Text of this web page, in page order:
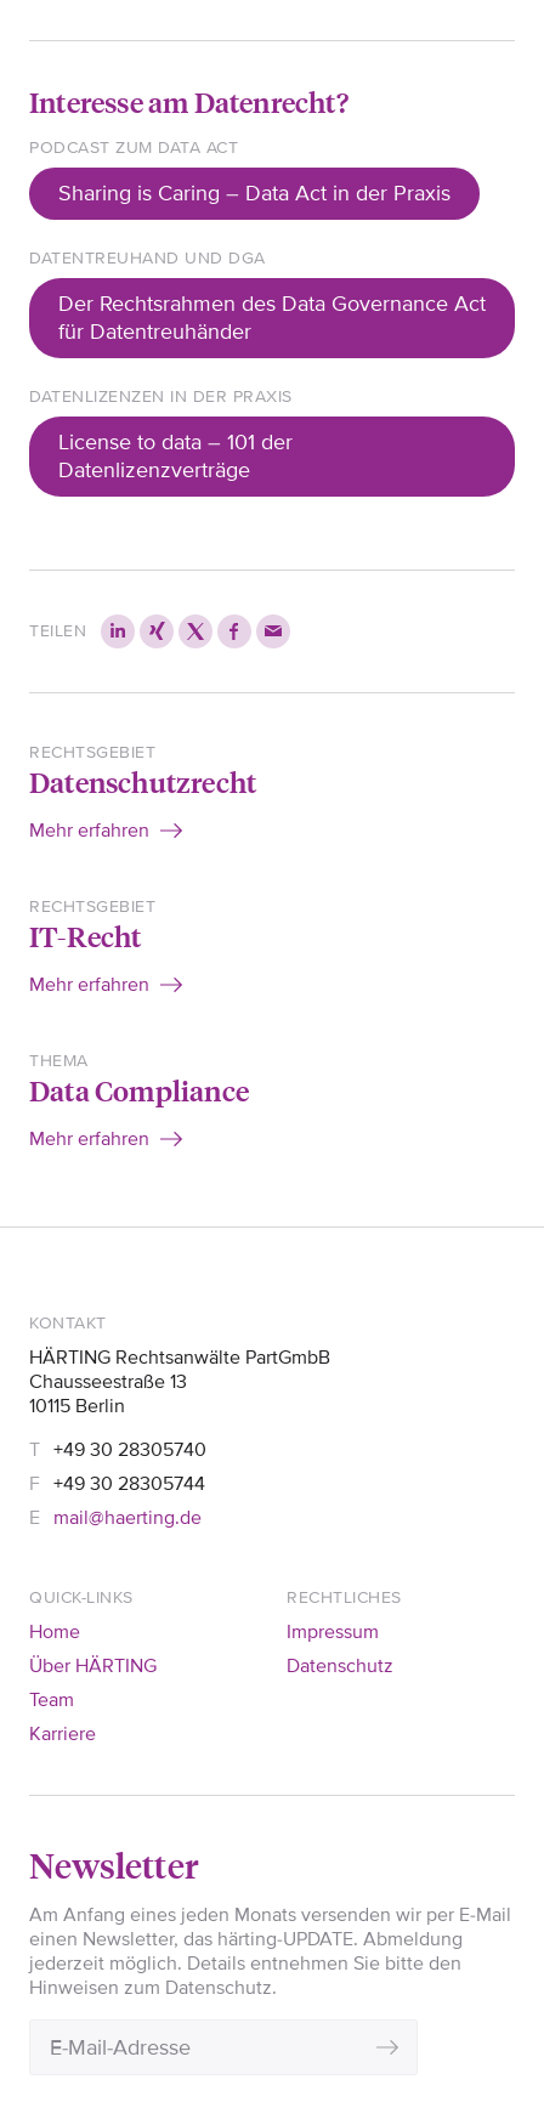
Interesse am Datenrecht?
PODCAST ZUM DATA ACT
Sharing is Caring – Data Act in der Praxis
DATENTREUHAND UND DGA
Der Rechtsrahmen des Data Governance Act
für Datentreuhänder
DATENLIZENZEN IN DER PRAXIS
License to data – 101 der
Datenlizenzverträge
TEILEN
RECHTSGEBIET
Datenschutzrecht
Mehr erfahren
RECHTSGEBIET
IT-Recht
Mehr erfahren
THEMA
Data Compliance
Mehr erfahren
KONTAKT
HÄRTING Rechtsanwälte PartGmbB
Chausseestraße 13
10115 Berlin
+49 30 28305740
+49 30 28305744
mail@haerting.de
QUICK-LINKS
Home
Über HÄRTING
Team
Karriere
RECHTLICHES
Impressum
Datenschutz
Newsletter
Am Anfang eines jeden Monats versenden wir per E-Mail
einen Newsletter, das härting-UPDATE. Abmeldung
jederzeit möglich. Details entnehmen Sie bitte den
Hinweisen zum Datenschutz.